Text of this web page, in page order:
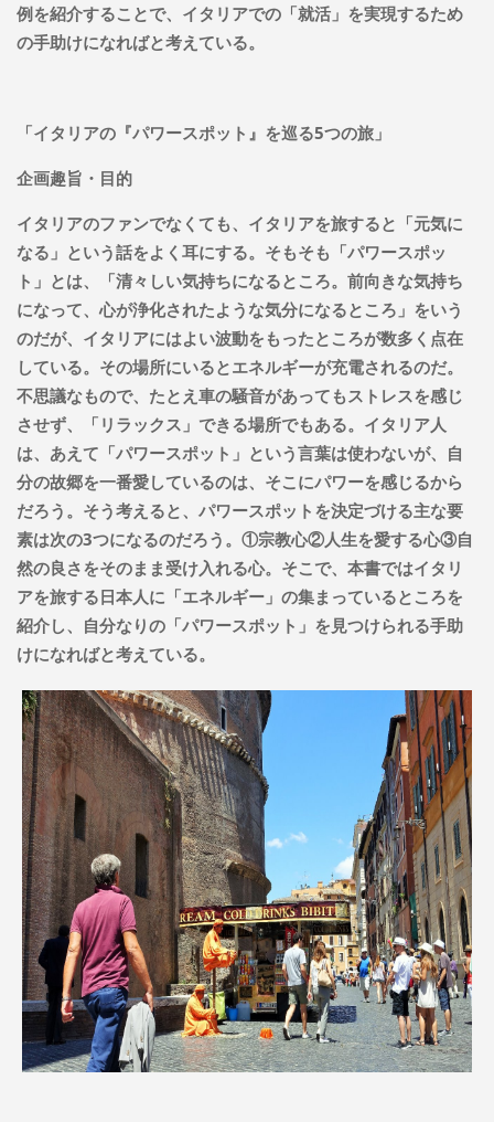
例を紹介することで、イタリアでの「就活」を実現するため
の手助けになればと考えている。
「イタリアの『パワースポット』を巡る5つの旅」
企画趣旨・目的
イタリアのファンでなくても、イタリアを旅すると「元気に
なる」という話をよく耳にする。そもそも「パワースポッ
ト」とは、「清々しい気持ちになるところ。前向きな気持ち
になって、心が浄化されたような気分になるところ」をいう
のだが、イタリアにはよい波動をもったところが数多く点在
している。その場所にいるとエネルギーが充電されるのだ。
不思議なもので、たとえ車の騒音があってもストレスを感じ
させず、「リラックス」できる場所でもある。イタリア人
は、あえて「パワースポット」という言葉は使わないが、自
分の故郷を一番愛しているのは、そこにパワーを感じるから
だろう。そう考えると、パワースポットを決定づける主な要
素は次の3つになるのだろう。①宗教心②人生を愛する心③自
然の良さをそのまま受け入れる心。そこで、本書ではイタリ
アを旅する日本人に「エネルギー」の集まっているところを
紹介し、自分なりの「パワースポット」を見つけられる手助
けになればと考えている。